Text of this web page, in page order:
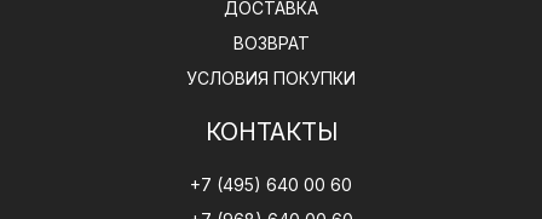
ДОСТАВКА
ВОЗВРАТ
УСЛОВИЯ ПОКУПКИ
КОНТАКТЫ
+7 (495) 640 00 60